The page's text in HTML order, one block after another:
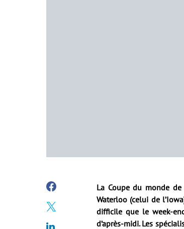
La Coupe du monde
Waterloo (celui de
difficile que le week-
d’après-midi. Les